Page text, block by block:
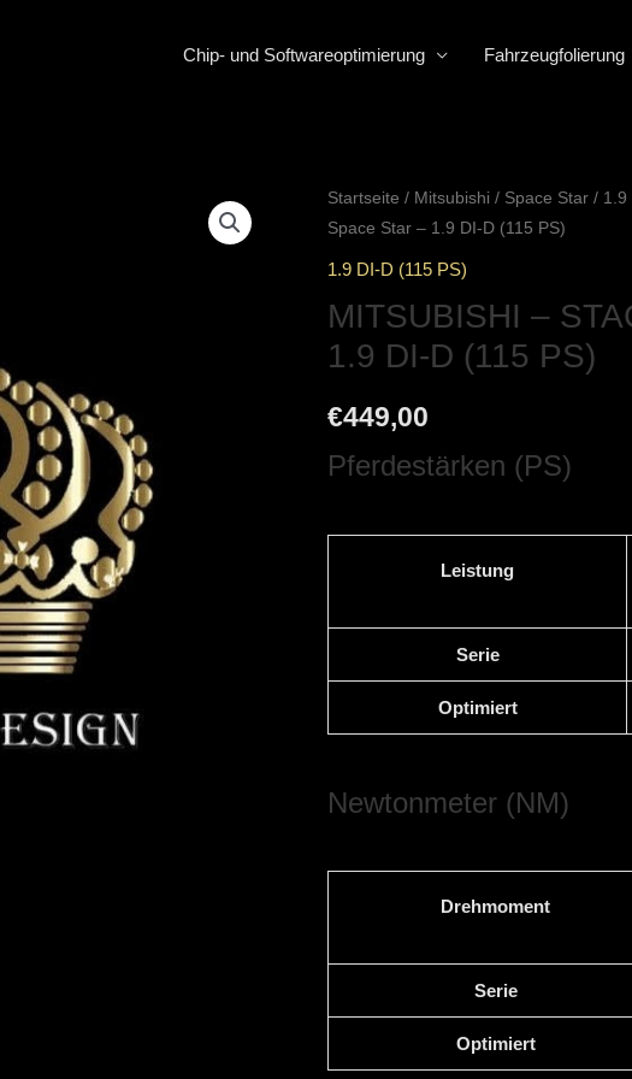
Chip- und Softwareoptimierung Fahrzeugfolierung
Startseite / Mitsubishi / Space Star / 1.9
Space Star – 1.9 DI-D (115 PS)
1.9 DI-D (115 PS)
MITSUBISHI –
1.9 DI-D (115 PS)
€449,00
Pferdestärken (PS)
Leistung
Serie
Optimiert
Newtonmeter (NM)
Drehmoment
Serie
Optimiert